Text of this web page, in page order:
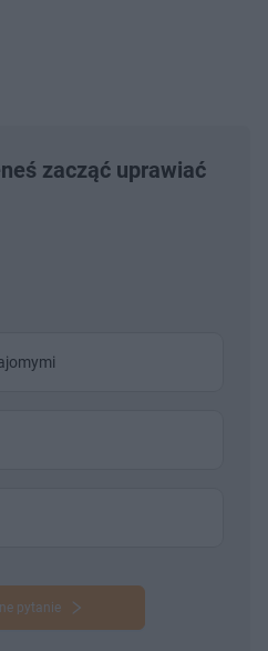
zacząć uprawiać
pytanie